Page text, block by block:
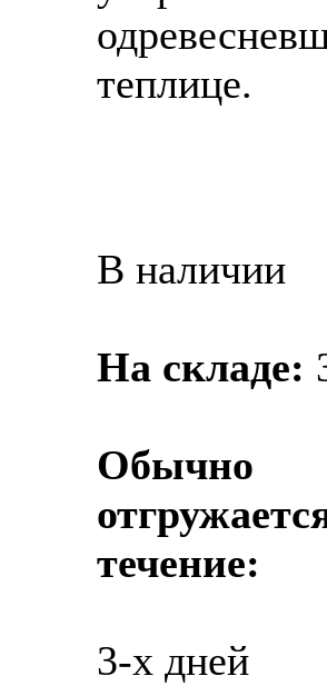
теплице.
В наличии
На складе:
Обычно
течение:
3-х дней